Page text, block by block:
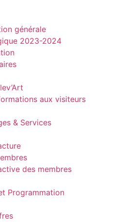
générale
2023-2024
aux visiteurs
& Services
des membres
Programmation